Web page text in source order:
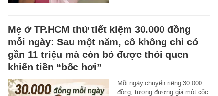
Mẹ ở TP.HCM thử tiết kiệm 30.000 đồng
mỗi ngày: Sau một năm, cô không chỉ có
gần 11 triệu mà còn bỏ được thói quen
khiến tiền “bốc hơi”
Mỗi ngày chuyển riêng 30.000
đồng, tương đương giá một cốc